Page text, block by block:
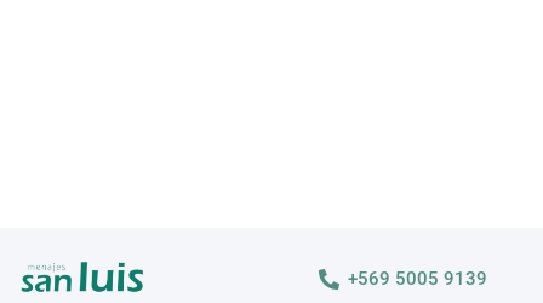
+569 5005 9139